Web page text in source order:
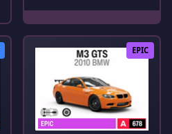
EPIC